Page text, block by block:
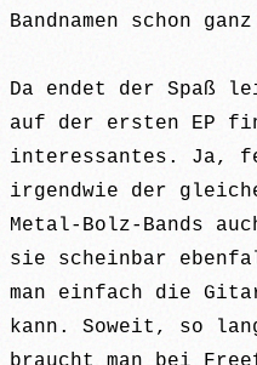
Bandnamen schon
Da endet der Spaß
auf der ersten EP
interessantes. Ja,
irgendwie der
Metal-Bolz-Bands
sie scheinbar
man einfach die
kann. Soweit, so